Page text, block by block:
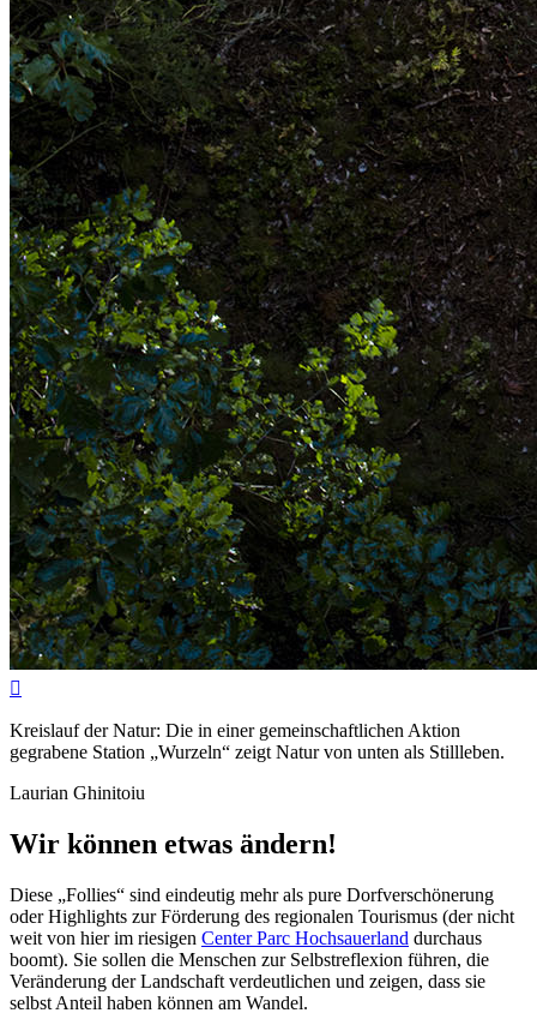

Kreislauf der Natur: Die in einer gemeinschaftlichen Aktion
gegrabene Station „Wurzeln“ zeigt Natur von unten als Stillleben.
Laurian Ghinitoiu
Wir können etwas ändern!
Diese „Follies“ sind eindeutig mehr als pure Dorfverschönerung
oder Highlights zur Förderung des regionalen Tourismus (der nicht
weit von hier im riesigen Center Parc Hochsauerland durchaus
boomt). Sie sollen die Menschen zur Selbstreflexion führen, die
Veränderung der Landschaft verdeutlichen und zeigen, dass sie
selbst Anteil haben können am Wandel.